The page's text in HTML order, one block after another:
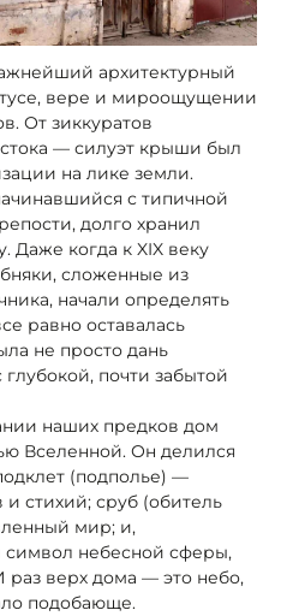
архитектурный
вере и мироощущении
От зиккуратов
— силуэт крыши был
на лике земли.
с типичной
долго хранил
Даже когда к XIX веку
сложенные из
начали определять
равно оставалась
не просто дань
почти забытой
наших предков дом
Вселенной. Он делился
(подполье) —
стихий; сруб (обитель
мир; и,
небесной сферы,
раз верх дома — это небо,
подобающе.